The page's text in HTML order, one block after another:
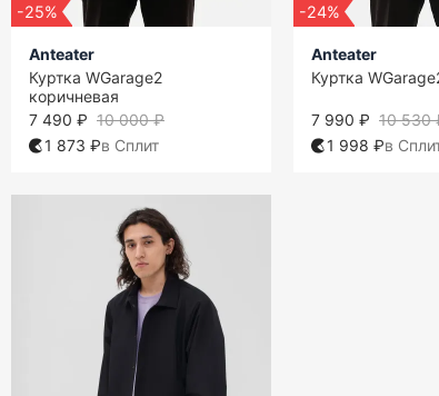
-25%
Anteater
Куртка WGarage2
коричневая
10 000 ₽
7 490 ₽
1 873 ₽в Сплит
-24%
Anteater
Куртка
10 530
7 990 ₽
1 998 ₽в